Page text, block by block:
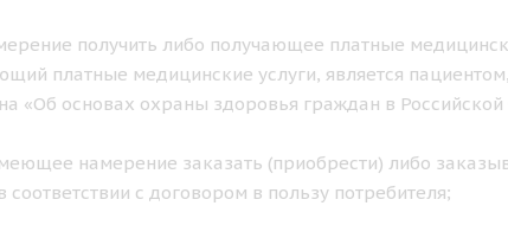
получить либо получающее платные
платные медицинские услуги, является
«Об основах охраны здоровья граждан в
намерение заказать (приобрести) либо
с договором в пользу потребителя;